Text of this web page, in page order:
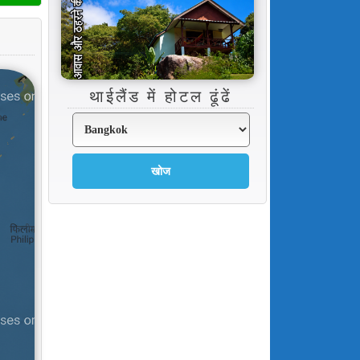
थाईलैंड में होटल ढूंढें